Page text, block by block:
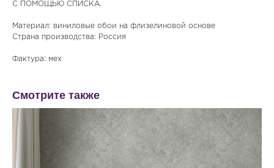
С ПОМОЩЬЮ СПИСКА.
Материал: виниловые обои на флизелиновой основе
Страна производства: Россия
Фактура: мех
Смотрите также